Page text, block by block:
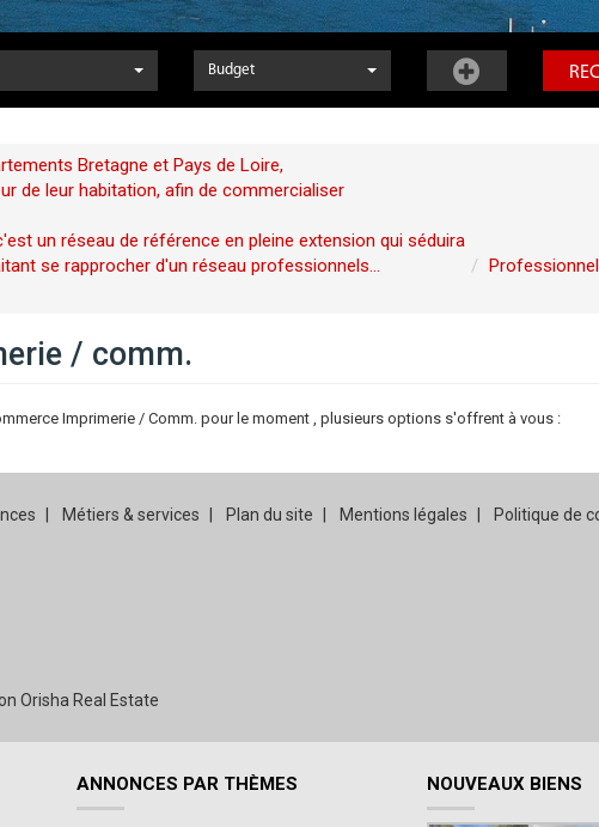
Budget
Bretagne et Pays de Loire,
de leur habitation, afin de commercialiser
un réseau de référence en pleine extension qui séduira
se rapprocher d'un réseau professionnels...
/ comm.
Imprimerie / Comm. pour le moment , plusieurs options s'offrent à vous :
Métiers & services Plan du site Mentions légales Politique de
Orisha Real Estate
ANNONCES PAR THÈMES NOUVEAUX BIENS